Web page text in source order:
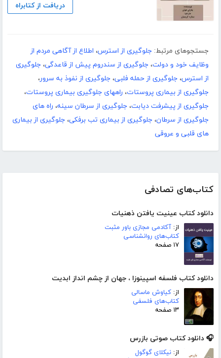
کتاب‌های تصادفی
دانلود کتاب عینیت یافتن ذهنیات
از: آکادمی مجازی باور مثبت
کتاب‌های روانشناسی
۱۷ صفحه
دانلود کتاب فلسفه اسپینوزا ، جهان از چشم انداز ابدیت
از: کیاوش ماسالی
کتاب‌های فلسفی
۱۳ صفحه
🎧 دانلود کتاب صوتی بازرس
از: نیکلای گوگول
دریافت از کتابراه
جستجوهای مرتبط: جلوگیری از استرس، اطلاع از آگاهی مردم از
وظایف خود و دولت، جلوگیری از سندروم پیش از قاعدگی، جلوگیری
از استرس، جلوگیری از حمله فلبی، جلوگیری از نفوذ به سرور،
جلوگیری از بیماری پروستات، راههای جلوگیری بیماری پروستات،
جلوگیری از پیشرفت دیابت، جلوگیری از سرطان سینه، راه های
جلوگیری از سرطان، جلوگیری از بیماری تب برفکی، جلوگیری از بیماری
های قلبی و عروقی